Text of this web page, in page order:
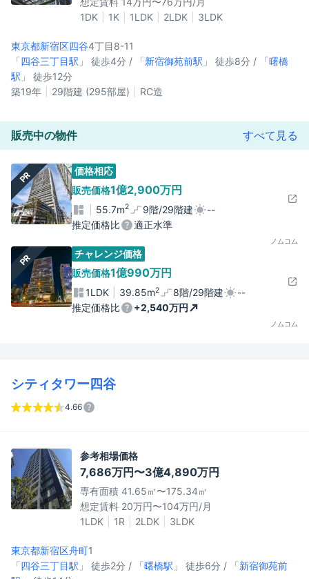
1DK
1K 1LDK 2LDK 3LDK
東京都新宿区四谷4丁目8-11
「四谷三丁目駅 」 徒歩4分 / 「新宿御苑前駅 」 徒歩8分 / 「曙橋
駅 」 徒歩12分
築19年
29階建 (295部屋) RC造
販売中の物件 すべて見る
PR
価格相応
販売価格1億2,900万円
55.7m2 9階/29階建
--
推定価格比
適正水準
ノムコム
PR
チャレンジ価格
販売価格1億990万円
1LDK 39.85m2 8階/29階建
--
推定価格比
+2,540万円
ノムコム
シティタワー四谷
4.66
参考相場価格
7,686万円〜3億4,890万円
専有面積 41.65㎡〜175.34㎡
想定賃料 20万円〜104万円/月
1LDK
1R 2LDK 3LDK
東京都新宿区舟町1
「四谷三丁目駅 」 徒歩2分 / 「曙橋駅 」 徒歩6分 / 「新宿御苑前